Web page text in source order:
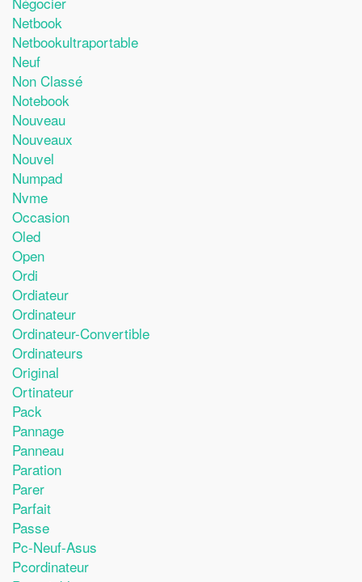
Netbook
Netbookultraportable
Neuf
Non Classé
Notebook
Nouveau
Nouveaux
Nouvel
Numpad
Nvme
Occasion
Oled
Open
Ordi
Ordiateur
Ordinateur
Ordinateur-Convertible
Ordinateurs
Original
Ortinateur
Pack
Pannage
Panneau
Paration
Parer
Parfait
Passe
Pc-Neuf-Asus
Pcordinateur